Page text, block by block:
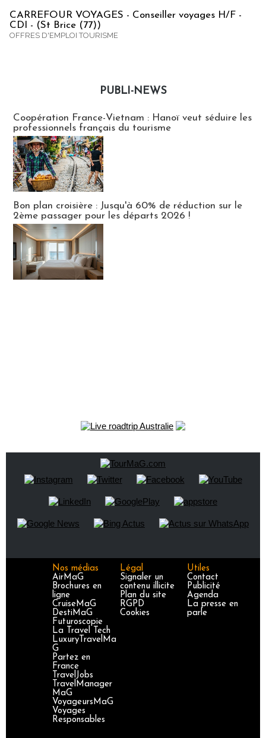
CARREFOUR VOYAGES - Conseiller voyages H/F -
CDI - (St Brice (77))
OFFRES D'EMPLOI TOURISME
PUBLI-NEWS
Coopération France-Vietnam : Hanoï veut séduire les
professionnels français du tourisme
Bon plan croisière : Jusqu'à 60% de réduction sur le
2ème passager pour les départs 2026 !
Nos médias
AirMaG
Brochures en
ligne
CruiseMaG
DestiMaG
Futuroscopie
La Travel Tech
LuxuryTravelMa
G
Partez en
France
TravelJobs
TravelManager
MaG
VoyageursMaG
Voyages
Responsables
Légal
Signaler un
contenu illicite
Plan du site
RGPD
Cookies
Utiles
Contact
Publicité
Agenda
La presse en
parle